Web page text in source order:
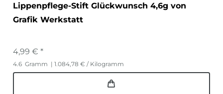
Lippenpflege-Stift Glückwunsch 4,6g von
Grafik Werkstatt
4,99 € *
4.6 Gramm | 1.084,78 € / Kilogramm